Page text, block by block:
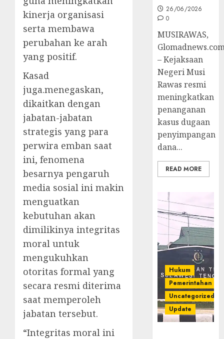
kinerja organisasi
serta membawa
perubahan ke arah
yang positif.
Kasad
juga.menegaskan,
dikaitkan dengan
jabatan-jabatan
strategis yang para
perwira emban saat
ini, fenomena
besarnya pengaruh
media sosial ini makin
menguatkan
kebutuhan akan
dimilikinya integritas
moral untuk
mengukuhkan
otoritas formal yang
secara resmi diterima
saat memperoleh
jabatan tersebut.
“Integritas moral ini
26/06/2026
0
MUSIRAWAS,
– Kejaksaan
Negeri Musi
Rawas resmi
meningkatkan
penanganan
kasus dugaan
penyimpangan
dana...
READ MORE
Hukum
Pemerintahan
Uncategorized
Update